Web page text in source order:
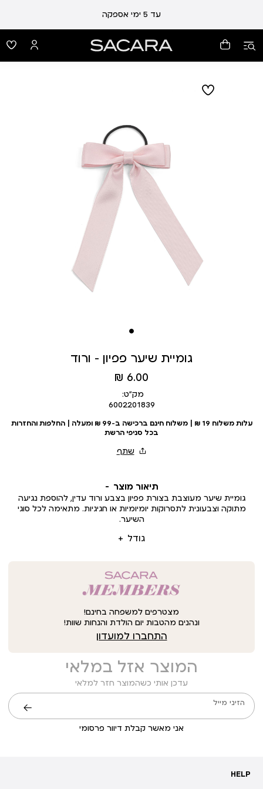
עד 5 ימי אספקה
גומיית שיער פפיון – ורוד
מחיר
מוצר
6.00 ₪
מק״ט:
6002201839
עלות משלוח 19 ₪ | משלוח חינם ברכישה ב-99 ₪ ומעלה | החלפות והחזרות
בכל סניפי הרשת
תיאור מוצר
גודל
גומיית שיער מעוצבת בצורת פפיון בצבע ורוד עדין, להוספת נגיעה
מתוקה וצבעונית לתסרוקות יומיומיות או חגיגיות. מתאימה לכל סוגי
השיער.
מצטרפים למשפחה בחינם!
ונהנים מהטבות יום הולדת והנחות שוות!
התחברו למועדון
המוצר אזל במלאי
עדכן אותי כשהמוצר חזר למלאי
הזיני מייל
אני מאשר קבלת דיוור פרסומי
שליחה
HELP
HELP